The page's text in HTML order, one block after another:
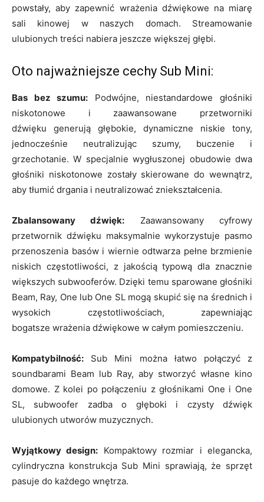
powstały, aby zapewnić wrażenia dźwiękowe na miarę
sali kinowej w naszych domach. Streamowanie
ulubionych treści nabiera jeszcze większej głębi.
Oto najważniejsze cechy Sub Mini:
Bas bez szumu: Podwójne, niestandardowe głośniki
niskotonowe i zaawansowane przetworniki
dźwięku generują głębokie, dynamiczne niskie tony,
jednocześnie neutralizując szumy, buczenie i
grzechotanie. W specjalnie wygłuszonej obudowie dwa
głośniki niskotonowe zostały skierowane do wewnątrz,
aby tłumić drgania i neutralizować zniekształcenia.
Zbalansowany dźwięk: Zaawansowany cyfrowy
przetwornik dźwięku maksymalnie wykorzystuje pasmo
przenoszenia basów i wiernie odtwarza pełne brzmienie
niskich częstotliwości, z jakością typową dla znacznie
większych subwooferów. Dzięki temu sparowane głośniki
Beam, Ray, One lub One SL mogą skupić się na średnich i
wysokich częstotliwościach, zapewniając
bogatsze wrażenia dźwiękowe w całym pomieszczeniu.
Kompatybilność: Sub Mini można łatwo połączyć z
soundbarami Beam lub Ray, aby stworzyć własne kino
domowe. Z kolei po połączeniu z głośnikami One i One
SL, subwoofer zadba o głęboki i czysty dźwięk
ulubionych utworów muzycznych.
Wyjątkowy design: Kompaktowy rozmiar i elegancka,
cylindryczna konstrukcja Sub Mini sprawiają, że sprzęt
pasuje do każdego wnętrza.